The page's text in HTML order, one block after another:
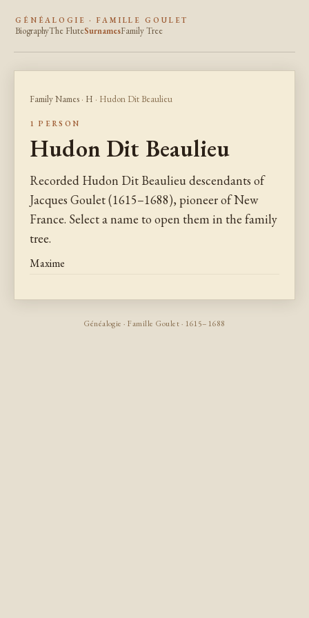
GÉNÉALOGIE · FAMILLE GOULET
BiographyThe FluteSurnamesFamily Tree
Family Names · H · Hudon Dit Beaulieu
1 PERSON
Hudon Dit Beaulieu
Recorded Hudon Dit Beaulieu descendants of
Jacques Goulet (1615–1688), pioneer of New
France. Select a name to open them in the family
tree.
Maxime
Généalogie · Famille Goulet · 1615–1688